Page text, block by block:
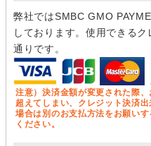
弊社ではSMBC GMO
しております。使用できる
通りです。
注意）決済金額が変更された際
超えてしまい、クレジット決済
場合は別のお支払方法をお願い
ください。